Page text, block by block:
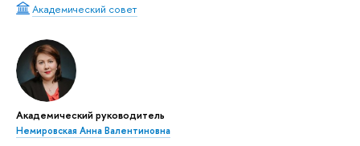
Академический совет
Академический руководитель
Немировская Анна Валентиновна